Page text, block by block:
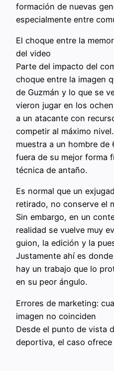
formación de nuevas
especialmente entre
El choque entre la
del video
Parte del impacto del
choque entre la imagen
de Guzmán y lo que se
vieron jugar en los
a un atacante con
competir al máximo
muestra a un hombre
fuera de su mejor forma
técnica de antaño.
Es normal que un
retirado, no conserve el
Sin embargo, en un
realidad se vuelve muy
guion, la edición y la
Justamente ahí es
hay un trabajo que lo
en su peor ángulo.
Errores de marketing:
imagen no coinciden
Desde el punto de vista
deportiva, el caso